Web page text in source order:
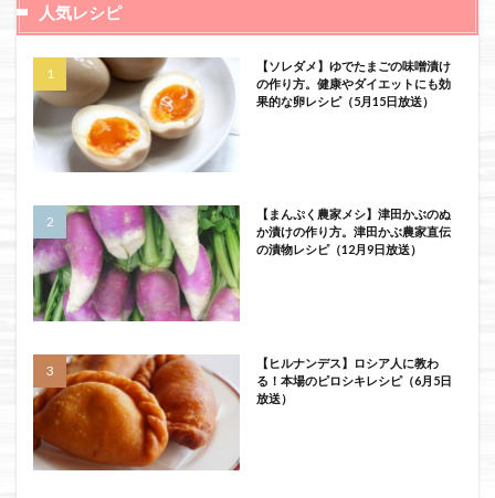
人気レシピ
【ソレダメ】ゆでたまごの味噌漬け
の作り方。健康やダイエットにも効
果的な卵レシピ（5月15日放送）
【まんぷく農家メシ】津田かぶのぬ
か漬けの作り方。津田かぶ農家直伝
の漬物レシピ（12月9日放送）
【ヒルナンデス】ロシア人に教わ
る！本場のピロシキレシピ（6月5日
放送）